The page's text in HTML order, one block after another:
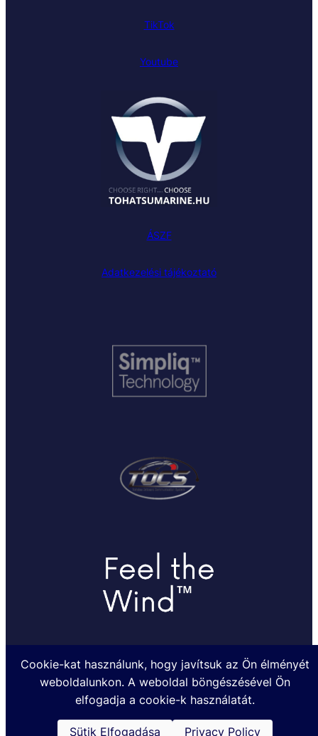
TikTok
Youtube
ÁSZF
Adatkezelési tájékoztató
Készült a TOHATSUMARINE.HU Kft. megbízásából @2024
Cookie-kat használunk, hogy javítsuk az Ön élményét
weboldalunkon. A weboldal böngészésével Ön
elfogadja a cookie-k használatát.
Sütik Elfogadása Privacy Policy